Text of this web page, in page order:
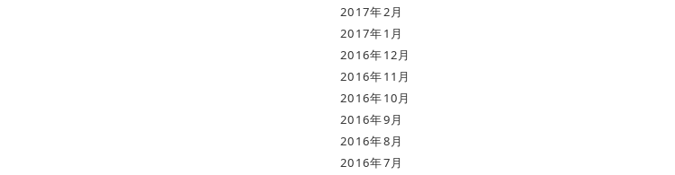
2017年2月
2017年1月
2016年12月
2016年11月
2016年10月
2016年9月
2016年8月
2016年7月